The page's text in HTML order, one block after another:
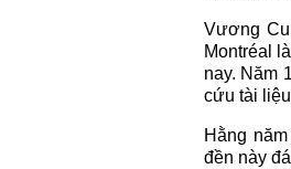
Vương
Montréal
nay. Năm
cứu tài
Hằng
đền này